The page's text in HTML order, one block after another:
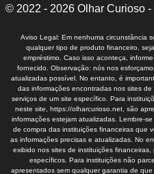
© 2022 - 2026 Olhar Curioso
Aviso Legal: Em nenhuma circunstância
qualquer tipo de produto financeiro,
empréstimo. Caso isso aconteça,
fornecido. Observação: nós nos
atualizadas possível. No entanto, é
das informações encontradas nos sites
serviços de um site específico. Para
neste site, https://olharcurioso.net, são
informações estejam atualizadas. Lembre-
de compra das instituições financeiras que
as informações precisas e atualizadas. No
exibido nos sites de instituições
específicos. Para instituições não
apresentados sem qualquer garantia de